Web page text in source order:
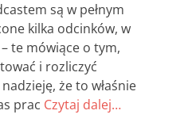
są w pełnym
kilka odcinków, w
te mówiące o tym,
i rozliczyć
że to właśnie
prac Czytaj dalej…